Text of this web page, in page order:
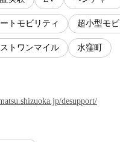
トモビリティ 超小型モ
トワンマイル 水窪町
desupport/